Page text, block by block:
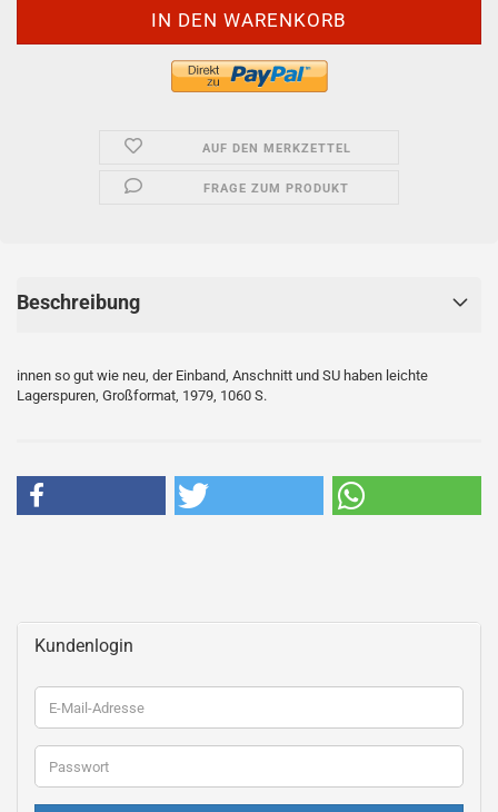
AUF DEN MERKZETTEL
FRAGE ZUM PRODUKT
Beschreibung
innen so gut wie neu, der Einband, Anschnitt und SU haben leichte
Lagerspuren, Großformat, 1979, 1060 S.
Kundenlogin
E-
Mail-
Adresse
Passwort